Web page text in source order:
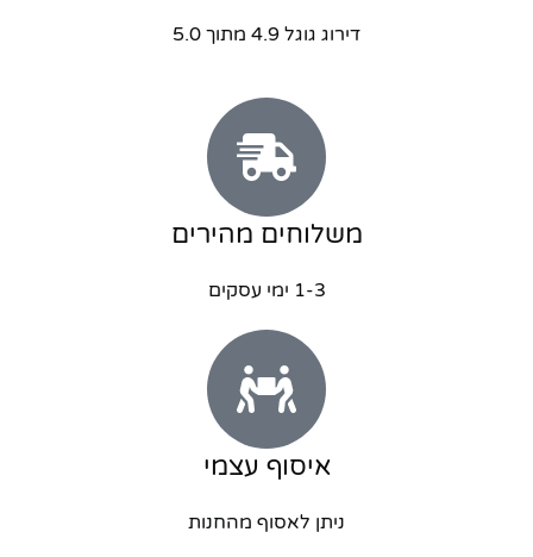
דירוג גוגל 4.9 מתוך 5.0
משלוחים מהירים
1-3 ימי עסקים
איסוף עצמי
ניתן לאסוף מהחנות